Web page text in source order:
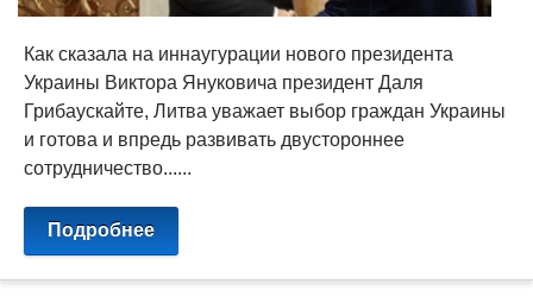
Как сказала на иннаугурации нового президента
Украины Виктора Януковича президент Даля
Грибаускайте, Литва уважает выбор граждан Украины
и готова и впредь развивать двустороннее
сотрудничество......
Подробнее